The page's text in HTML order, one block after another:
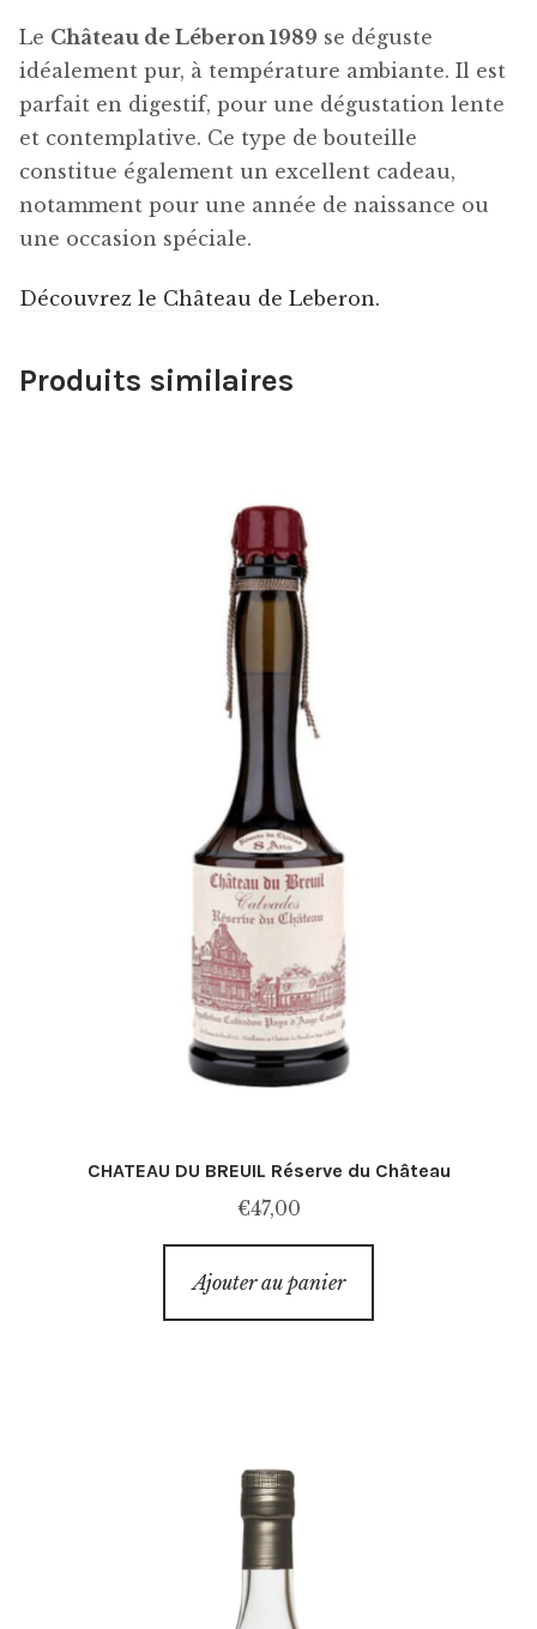
Le Château de Léberon 1989 se déguste
idéalement pur, à température ambiante. Il est
parfait en digestif, pour une dégustation lente
et contemplative. Ce type de bouteille
constitue également un excellent cadeau,
notamment pour une année de naissance ou
une occasion spéciale.
Découvrez le Château de Leberon.
Produits similaires
CHATEAU DU BREUIL Réserve du Château
€47,00
Ajouter au panier